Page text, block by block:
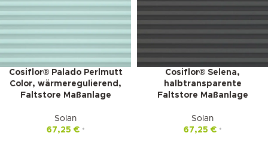
Cosiflor® Palado Perlmutt
Color, wärmeregulierend,
Faltstore Maßanlage
Solan
67,25 € *
Cosiflor® Selena,
halbtransparente
Faltstore Maßanlage
Solan
67,25 € *